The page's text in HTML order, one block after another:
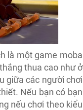
là một game moba
thua cao như ở
giữa các người chơi
Nếu bạn có bạn
nếu chơi theo kiểu